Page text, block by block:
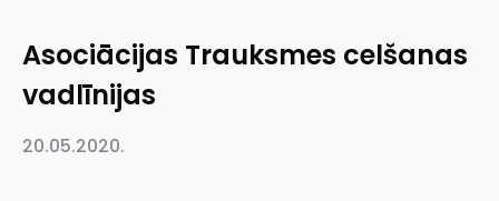
Asociācijas Trauksmes celšanas
vadlīnijas
20.05.2020.